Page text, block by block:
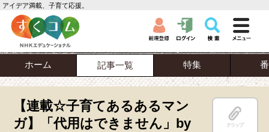
アイデア満載、子育て応援。
ホーム 記事一覧 特集
【連載☆子育てあるあるマン
ガ】「代用はできません」by
クリップ